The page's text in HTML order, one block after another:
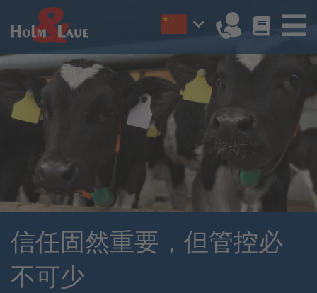
信任固然重要，但管控必
不可少